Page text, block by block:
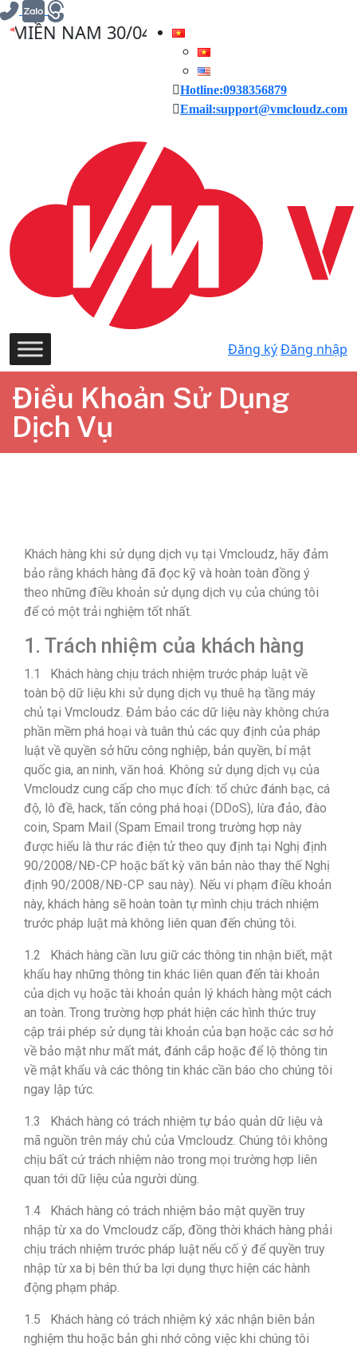
30/04/2025, VMCLOUDZ GIẢM GIÁ
Hotline:0938356879
Email:support@vmcloudz.com
Đăng kýĐăng nhập
Điều Khoản Sử Dụng
Dịch Vụ
Khách hàng khi sử dụng dịch vụ tại Vmcloudz, hãy đảm
bảo rằng khách hàng đã đọc kỹ và hoàn toàn đồng ý
theo những điều khoản sử dụng dịch vụ của chúng tôi
để có một trải nghiệm tốt nhất.
1. Trách nhiệm của khách hàng
1.1 Khách hàng chịu trách nhiệm trước pháp luật về
toàn bộ dữ liệu khi sử dụng dịch vụ thuê hạ tầng máy
chủ tại Vmcloudz. Đảm bảo các dữ liệu này không chứa
phần mềm phá hoại và tuân thủ các quy định của pháp
luật về quyền sở hữu công nghiệp, bản quyền, bí mật
quốc gia, an ninh, văn hoá. Không sử dụng dịch vụ của
Vmcloudz cung cấp cho mục đích: tổ chức đánh bạc, cá
độ, lô đề, hack, tấn công phá hoại (DDoS), lừa đảo, đào
coin, Spam Mail (Spam Email trong trường hợp này
được hiểu là thư rác điện tử theo quy định tại Nghị định
90/2008/NĐ-CP hoặc bất kỳ văn bản nào thay thế Nghị
định 90/2008/NĐ-CP sau này). Nếu vi phạm điều khoản
này, khách hàng sẽ hoàn toàn tự mình chịu trách nhiệm
trước pháp luật mà không liên quan đến chúng tôi.
1.2 Khách hàng cần lưu giữ các thông tin nhận biết, mật
khẩu hay những thông tin khác liên quan đến tài khoản
của dịch vụ hoặc tài khoản quản lý khách hàng một cách
an toàn. Trong trường hợp phát hiện các hình thức truy
cập trái phép sử dụng tài khoản của bạn hoặc các sơ hở
về bảo mật như mất mát, đánh cắp hoặc để lộ thông tin
về mật khẩu và các thông tin khác cần báo cho chúng tôi
ngay lập tức.
1.3 Khách hàng có trách nhiệm tự bảo quản dữ liệu và
mã nguồn trên máy chủ của Vmcloudz. Chúng tôi không
chịu bất cứ trách nhiệm nào trong mọi trường hợp liên
quan tới dữ liệu của người dùng.
1.4 Khách hàng có trách nhiệm bảo mật quyền truy
nhập từ xa do Vmcloudz cấp, đồng thời khách hàng phải
chịu trách nhiệm trước pháp luật nếu cố ý để quyền truy
nhập từ xa bị bên thứ ba lợi dụng thực hiện các hành
động phạm pháp.
1.5 Khách hàng có trách nhiệm ký xác nhận biên bản
nghiệm thu hoặc bản ghi nhớ công việc khi chúng tôi